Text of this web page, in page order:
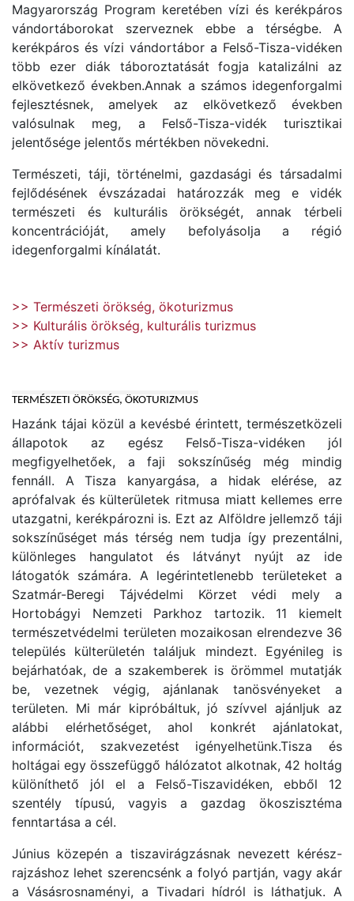
Magyarország Program keretében vízi és kerékpáros
vándortáborokat szerveznek ebbe a térségbe. A
kerékpáros és vízi vándortábor a Felső-Tisza-vidéken
több ezer diák táboroztatását fogja katalizálni az
elkövetkező években.Annak a számos idegenforgalmi
fejlesztésnek, amelyek az elkövetkező években
valósulnak meg, a Felső-Tisza-vidék turisztikai
jelentősége jelentős mértékben növekedni.
Természeti, táji, történelmi, gazdasági és társadalmi
fejlődésének évszázadai határozzák meg e vidék
természeti és kulturális örökségét, annak térbeli
koncentrációját, amely befolyásolja a régió
idegenforgalmi kínálatát.
>> Természeti örökség, ökoturizmus
>> Kulturális örökség, kulturális turizmus
>> Aktív turizmus
TERMÉSZETI ÖRÖKSÉG, ÖKOTURIZMUS
Hazánk tájai közül a kevésbé érintett, természetközeli
állapotok az egész Felső-Tisza-vidéken jól
megfigyelhetőek, a faji sokszínűség még mindig
fennáll. A Tisza kanyargása, a hidak elérése, az
aprófalvak és külterületek ritmusa miatt kellemes erre
utazgatni, kerékpározni is. Ezt az Alföldre jellemző táji
sokszínűséget más térség nem tudja így prezentálni,
különleges hangulatot és látványt nyújt az ide
látogatók számára. A legérintetlenebb területeket a
Szatmár-Beregi Tájvédelmi Körzet védi mely a
Hortobágyi Nemzeti Parkhoz tartozik. 11 kiemelt
természetvédelmi területen mozaikosan elrendezve 36
település külterületén találjuk mindezt. Egyénileg is
bejárhatóak, de a szakemberek is örömmel mutatják
be, vezetnek végig, ajánlanak tanösvényeket a
területen. Mi már kipróbáltuk, jó szívvel ajánljuk az
alábbi elérhetőséget, ahol konkrét ajánlatokat,
információt, szakvezetést igényelhetünk.Tisza és
holtágai egy összefüggő hálózatot alkotnak, 42 holtág
különíthető jól el a Felső-Tiszavidéken, ebből 12
szentély típusú, vagyis a gazdag ökoszisztéma
fenntartása a cél.
Június közepén a tiszavirágzásnak nevezett kérész-
rajzáshoz lehet szerencsénk a folyó partján, vagy akár
a Vásásrosnaményi, a Tivadari hídról is láthatjuk. A